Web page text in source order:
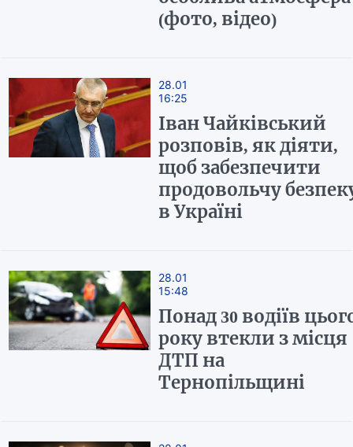
(фото, відео)
28.01
16:25
Іван Чайківський
розповів, як діяти,
щоб забезпечити
продовольчу
в Україні
28.01
15:48
Понад 30 водіїв
року втекли з місця
ДТП на
Тернопільщині